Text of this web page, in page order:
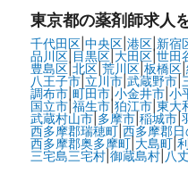
東京都の薬剤師求人
千代田区| 中央区| 港区| 新宿
品川区| 目黒区| 大田区|世田
豊島区|北区| 荒川区| 板橋区|
八王子市| 立川市| 武蔵野市|
調布市| 町田市| 小金井市| 小
国立市|福生市|狛江市| 東大
武蔵村山市| 多摩市| 稲城市|
西多摩郡瑞穂町| 西多摩郡
西多摩郡奥多摩町| 大島町|
三宅島三宅村| 御蔵島村| 八